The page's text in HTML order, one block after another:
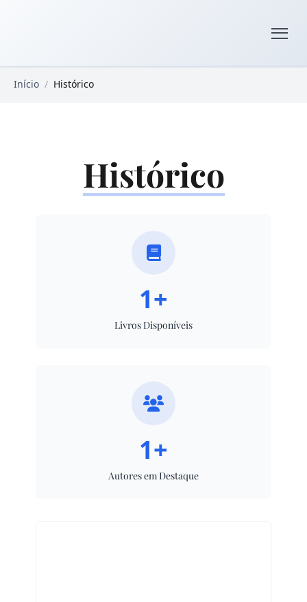
Início / Histórico
Histórico
1+
Livros Disponíveis
1+
Autores em Destaque